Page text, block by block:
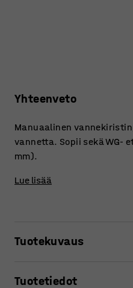
Yhteenveto
Manuaalinen
vannetta. Sopii sekä WG-
mm).
Lue lisää
Tuotekuvaus
Käsikäyttöisen
Tuotetiedot